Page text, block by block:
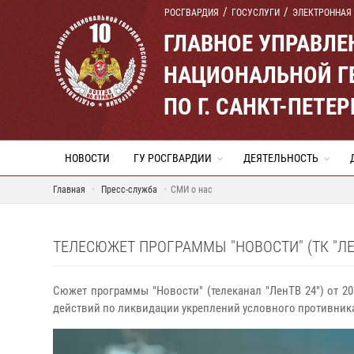
РОСГВАРДИЯ ГОСУСЛУГИ
ГЛАВНОЕ
НАЦИОНАЛЬНОЙ
ПО Г. САНКТ-
НОВОСТИ ГУ РОСГВАРДИИ ДЕЯТЕЛЬНОСТЬ
Главная Пресс-служба СМИ о нас
ТЕЛЕСЮЖЕТ ПРОГРАММЫ "НОВОСТИ" (ТК
Сюжет программы "Новости" (телеканал "ЛенТВ 24") от
действий по ликвидации укреплений условного